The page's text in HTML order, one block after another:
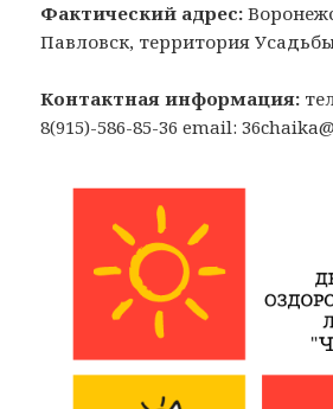
Фактический адрес:
Павловск, территория
Контактная информация:
8(915)-586-85-36 email: